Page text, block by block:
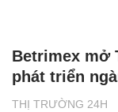
THỊ TRƯỜNG 24H
Betrimex mở
phát triển